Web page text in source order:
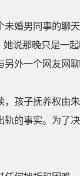
婚男同事的聊
说那晚只是一
外一个网友网
孩子抚养权由
的事实。为了